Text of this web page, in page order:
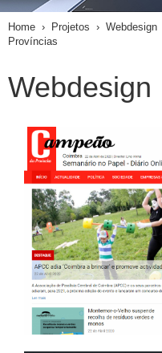
Home › Projetos › Webdesign
Províncias
Webdesign